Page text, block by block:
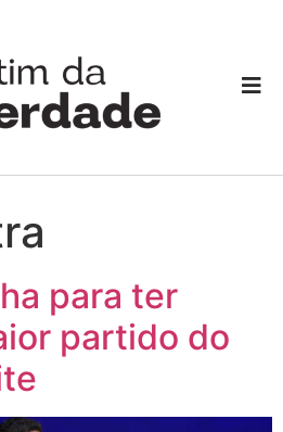
para ter
partido do